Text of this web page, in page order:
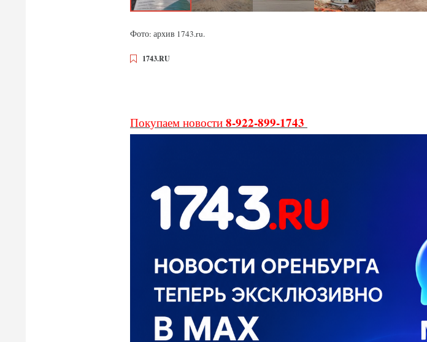
Фото: архив 1743.ru.
1743.RU
Покупаем новости 8-922-899-1743